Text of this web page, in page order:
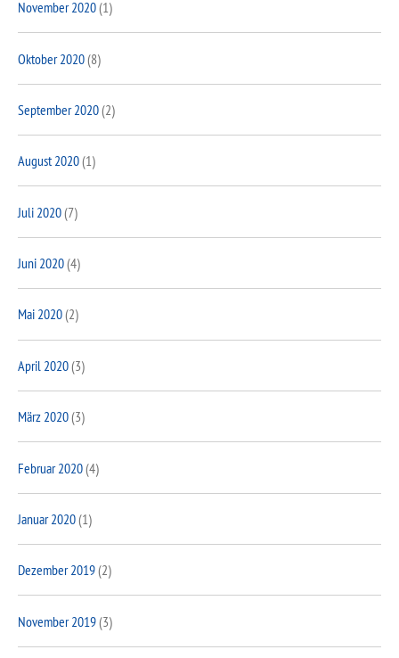
November 2020(1)
Oktober 2020(8)
September 2020(2)
August 2020(1)
Juli 2020(7)
Juni 2020(4)
Mai 2020(2)
April 2020(3)
März 2020(3)
Februar 2020(4)
Januar 2020(1)
Dezember 2019(2)
November 2019(3)